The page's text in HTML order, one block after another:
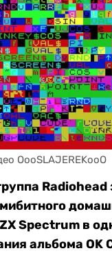
OooSLAJEREKooO
Spectrum в
альбома OK